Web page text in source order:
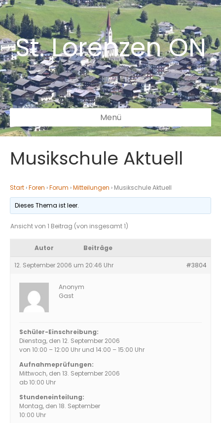
St. Lorenzen ON
Menü
Musikschule Aktuell
Start ›Foren ›Forum ›Mitteilungen › Musikschule Aktuell
Dieses Thema ist leer.
Ansicht von 1 Beitrag (von insgesamt 1)
Autor Beiträge
12. September 2006 um 20:46 Uhr #3804
Anonym
Gast
Schüler-Einschreibung:
Dienstag, den 12. September 2006
von 10:00 – 12:00 Uhr und 14:00 – 15:00 Uhr
Aufnahmeprüfungen:
Mittwoch, den 13. September 2006
ab 10:00 Uhr
Stundeneinteilung:
Montag, den 18. September
10:00 Uhr